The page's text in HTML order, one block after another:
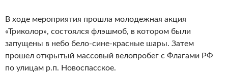
В ходе мероприятия прошла молодежная акция
«Триколор», состоялся флэшмоб, в котором были
запущены в небо бело-сине-красные шары. Затем
прошел открытый массовый велопробег с Флагами РФ
по улицам р.п. Новоспасское.